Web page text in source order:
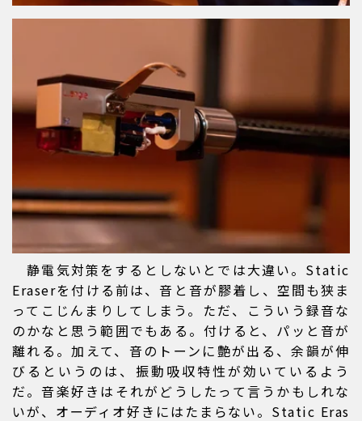
静電気対策をするとしないとでは大違い。Static
Eraserを付ける前は、音と音が膠着し、空間も狭ま
ってこじんまりしてしまう。ただ、こういう録音な
のかなと思う範囲でもある。付けると、パッと音が
離れる。加えて、音のトーンに艶が出る、余韻が伸
びるというのは、振動吸収特性が効いているよう
だ。音楽好きはそれがどうしたって言うかもしれな
いが、オーディオ好きにはたまらない。Static Eras